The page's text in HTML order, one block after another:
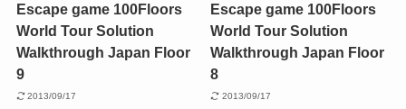
Escape game 100Floors
World Tour Solution
Walkthrough Japan Floor
9
2013/09/17
Escape game 100Floors
World Tour Solution
Walkthrough Japan Floor
8
2013/09/17